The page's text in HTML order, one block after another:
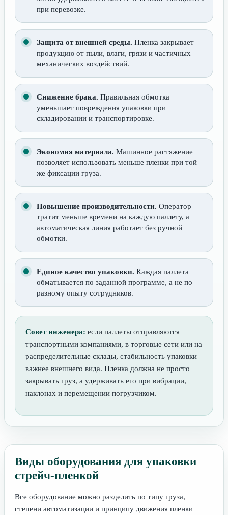
при перевозке.
Защита от внешней среды. Пленка закрывает
продукцию от пыли, влаги, грязи и частичных
механических воздействий.
Снижение брака. Правильная обмотка
уменьшает повреждения упаковки при
складировании и транспортировке.
Экономия материала. Машинное растяжение
позволяет использовать меньше пленки при той
же фиксации груза.
Повышение производительности. Оператор
тратит меньше времени на каждую паллету, а
автоматическая линия работает без ручной
обмотки.
Единое качество упаковки. Каждая паллета
обматывается по заданной программе, а не по
разному опыту сотрудников.
Совет инженера: если паллеты отправляются
транспортными компаниями, в торговые сети или на
распределительные склады, стабильность упаковки
важнее внешнего вида. Пленка должна не просто
закрывать груз, а удерживать его при вибрации,
наклонах и перемещении погрузчиком.
Виды оборудования для упаковки
стрейч-пленкой
Все оборудование можно разделить по типу груза,
степени автоматизации и принципу движения пленки